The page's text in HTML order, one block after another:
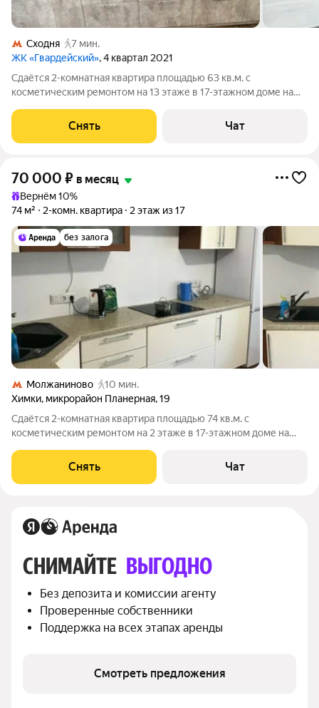
Сходня
7 мин.
ЖК «Гвардейский», 4 квартал 2021
Сдаётся 2-комнатная квартира площадью 63 кв.м. с
косметическим ремонтом на 13 этаже в 17-этажном доме на
панельный. Коммунальные
Снять Чат
70 000 ₽ в месяц
Вернём 10%
74 м²
2-комн. квартира 2 этаж из 17
без залога
Молжаниново
10 мин.
Химки, микрорайон Планерная,19
Сдаётся 2-комнатная квартира площадью 74 кв.м. с
косметическим ремонтом на 2 этаже в 17-этажном доме на
В подъезде 2 лифта - 1
Снять Чат
СНИМАЙТЕ ВЫГОДНО
Без депозита и комиссии агенту
Проверенные собственники
Поддержка на всех этапах аренды
Смотреть предложения